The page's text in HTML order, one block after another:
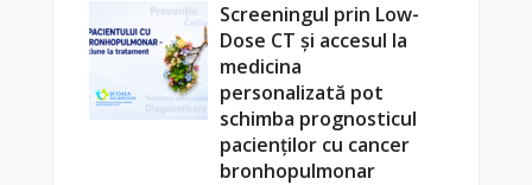
Screeningul prin Low-
Dose CT și accesul la
medicina
personalizată pot
schimba prognosticul
pacienților cu cancer
bronhopulmonar